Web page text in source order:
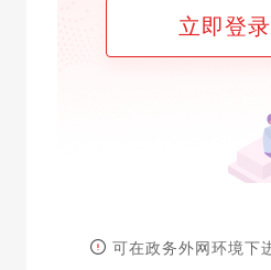
立即登录
可在政务外网环境下